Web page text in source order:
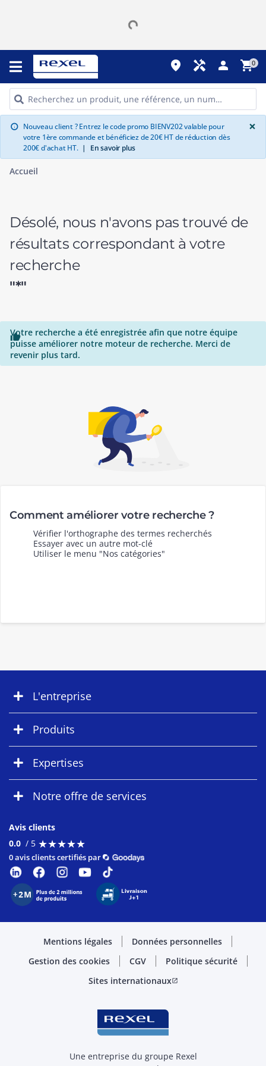
place handyman person shopping_cart0
info Nouveau client ? Entrez le code promo BIENV202 valable pour
votre 1ère commande et bénéficiez de 20€ HT de réduction dès
200€ d'achat HT. | En savoir plus
×
Accueil
Désolé, nous n'avons pas trouvé de
résultats correspondant à votre
recherche
"*"

Votre recherche a été enregistrée afin que notre équipe
puisse améliorer notre moteur de recherche. Merci de
revenir plus tard.
Comment améliorer votre recherche ?
Vérifier l'orthographe des termes recherchés
Essayer avec un autre mot-clé
Utiliser le menu "Nos catégories"
L'entreprise
Produits
Expertises
Notre offre de services
Avis clients
0.0 / 5 ★★★★★
★★★★★
0 avis clients certifiés par
Mentions légales
Données personnelles
Gestion des cookies
CGV
Politique sécurité
Sites internationauxopen_in_new
Une entreprise du groupe Rexel